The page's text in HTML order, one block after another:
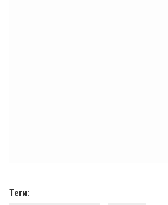
Теги: